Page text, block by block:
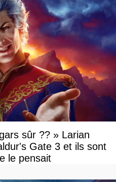
sûr ?? » Larian
Gate 3 et ils sont
le pensait